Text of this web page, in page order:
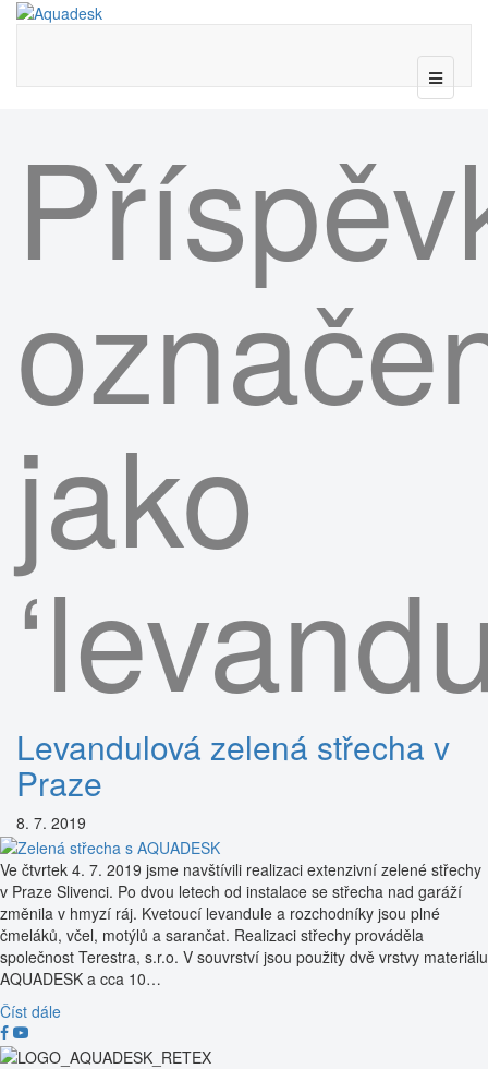
jako
Levandulová zelená střecha v
Praze
8. 7. 2019
Ve čtvrtek 4. 7. 2019 jsme navštívili realizaci extenzivní zelené střechy
v Praze Slivenci. Po dvou letech od instalace se střecha nad garáží
změnila v hmyzí ráj. Kvetoucí levandule a rozchodníky jsou plné
čmeláků, včel, motýlů a sarančat. Realizaci střechy prováděla
společnost Terestra, s.r.o. V souvrství jsou použity dvě vrstvy materiálu
AQUADESK a cca 10…
Číst dále